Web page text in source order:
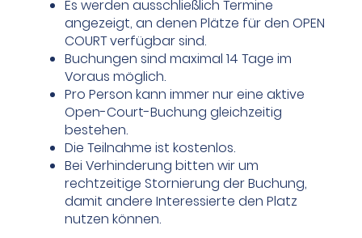
Es werden ausschließlich Termine
angezeigt, an denen Plätze für den OPEN
COURT verfügbar sind.
Buchungen sind maximal 14 Tage im
Voraus möglich.
Pro Person kann immer nur eine aktive
Open-Court-Buchung gleichzeitig
bestehen.
Die Teilnahme ist kostenlos.
Bei Verhinderung bitten wir um
rechtzeitige Stornierung der Buchung,
damit andere Interessierte den Platz
nutzen können.